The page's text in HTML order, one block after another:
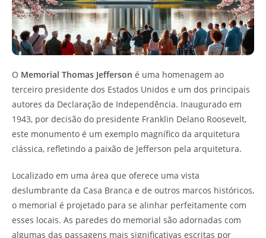
O Memorial Thomas Jefferson é uma homenagem ao
terceiro presidente dos Estados Unidos e um dos principais
autores da Declaração de Independência. Inaugurado em
1943, por decisão do presidente Franklin Delano Roosevelt,
este monumento é um exemplo magnífico da arquitetura
clássica, refletindo a paixão de Jefferson pela arquitetura.
Localizado em uma área que oferece uma vista
deslumbrante da Casa Branca e de outros marcos históricos,
o memorial é projetado para se alinhar perfeitamente com
esses locais. As paredes do memorial são adornadas com
algumas das passagens mais significativas escritas por